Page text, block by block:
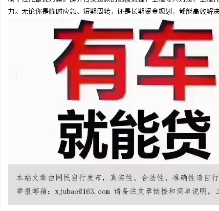
力。无论你是临时应急、短期周转，还是长期资金规划，都能高效解
开店最怕“搜不到”为什
ai却天天给他免费派单？